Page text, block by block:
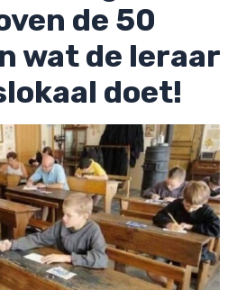
de 50
wat de leraar
doet!